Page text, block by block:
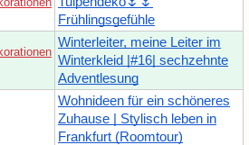
Frühlingsgefühle
Winterleiter, meine Leiter im
Winterkleid |#16| sechzehnte
Adventlesung
Wohnideen für ein schöneres
Zuhause | Stylisch leben in
Frankfurt (Roomtour)